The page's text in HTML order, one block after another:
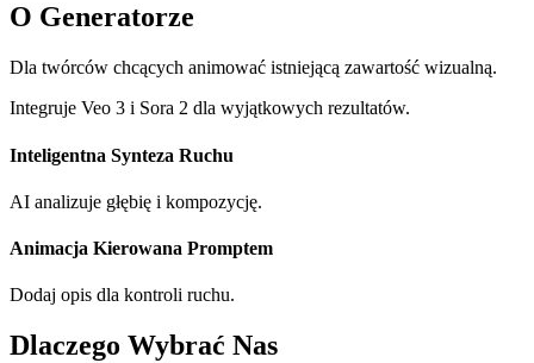
O Generatorze
Dla twórców chcących animować istniejącą zawartość wizualną.
Integruje Veo 3 i Sora 2 dla wyjątkowych rezultatów.
Inteligentna Synteza Ruchu
AI analizuje głębię i kompozycję.
Animacja Kierowana Promptem
Dodaj opis dla kontroli ruchu.
Dlaczego Wybrać Nas